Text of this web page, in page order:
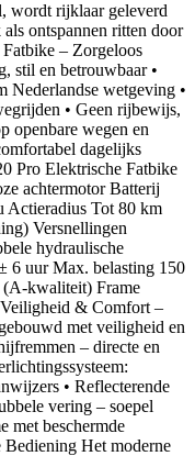
wordt rijklaar geleverd
ontspannen ritten door
Fatbike – Zorgeloos
stil en betrouwbaar •
Nederlandse wetgeving •
• Geen rijbewijs,
openbare wegen en
dagelijks
Pro Elektrische Fatbike
achtermotor Batterij
Actieradius Tot 80 km
Versnellingen
hydraulische
6 uur Max. belasting 150
(A-kwaliteit) Frame
& Comfort –
met veiligheid en
– directe en
• Reflecterende
vering – soepel
met beschermde
Het moderne